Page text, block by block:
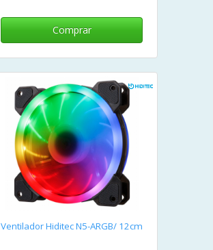
Comprar
Ventilador Hiditec N5-ARGB/ 12cm